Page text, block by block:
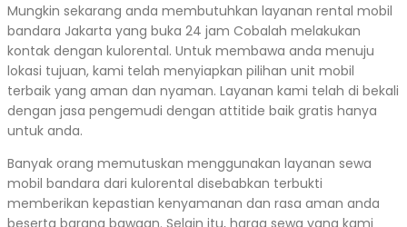
Mungkin sekarang anda membutuhkan layanan rental mobil
bandara Jakarta yang buka 24 jam Cobalah melakukan
kontak dengan kulorental. Untuk membawa anda menuju
lokasi tujuan, kami telah menyiapkan pilihan unit mobil
terbaik yang aman dan nyaman. Layanan kami telah di bekali
dengan jasa pengemudi dengan attitide baik gratis hanya
untuk anda.
Banyak orang memutuskan menggunakan layanan sewa
mobil bandara dari kulorental disebabkan terbukti
memberikan kepastian kenyamanan dan rasa aman anda
beserta barang bawaan. Selain itu, harga sewa yang kami